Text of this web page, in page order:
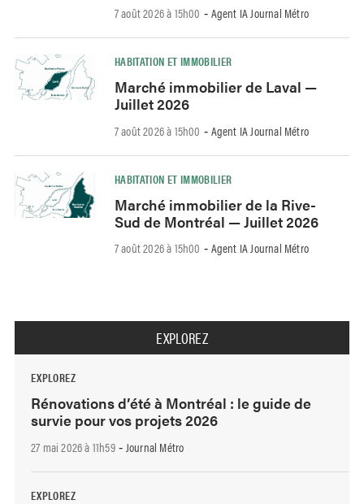
7 août 2026 à 15h00 - Agent IA Journal Métro
HABITATION ET IMMOBILIER
Marché immobilier de Laval —
Juillet 2026
7 août 2026 à 15h00 - Agent IA Journal Métro
HABITATION ET IMMOBILIER
Marché immobilier de la Rive-
Sud de Montréal — Juillet 2026
7 août 2026 à 15h00 - Agent IA Journal Métro
EXPLOREZ
EXPLOREZ
Rénovations d’été à Montréal : le guide de
survie pour vos projets 2026
27 mai 2026 à 11h59- Journal Métro
EXPLOREZ